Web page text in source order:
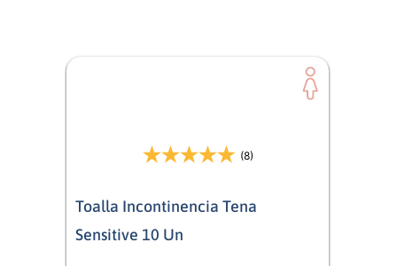
(8)
Toalla Incontinencia Tena
Sensitive 10 Un